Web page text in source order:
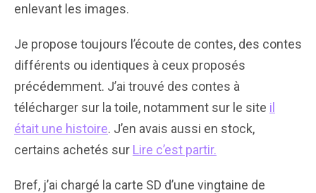
enlevant les images.
Je propose toujours l’écoute de contes, des contes
différents ou identiques à ceux proposés
précédemment. J’ai trouvé des contes à
télécharger sur la toile, notamment sur le site il
était une histoire. J’en avais aussi en stock,
certains achetés sur Lire c’est partir.
Bref, j’ai chargé la carte SD d’une vingtaine de